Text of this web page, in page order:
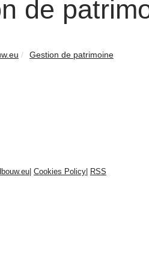
de
Gestion de patrimoine
Cookies Policy RSS